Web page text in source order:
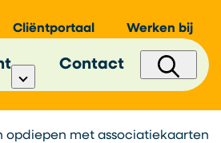
Cliëntportaal Werken bij
Contact
opdiepen met associatiekaarten